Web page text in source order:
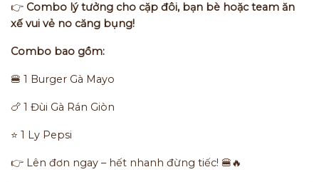
👉 Combo lý tưởng cho cặp đôi, bạn bè hoặc team ăn
xế vui vẻ no căng bụng!
Combo bao gồm:
🍔 1 Burger Gà Mayo
🍗 1 Đùi Gà Rán Giòn
⭐ 1 Ly Pepsi
👉 Lên đơn ngay – hết nhanh đừng tiếc! 🍔🔥